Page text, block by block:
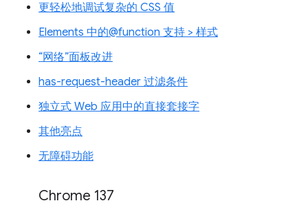
更轻松地调试复杂的 CSS 值
Elements 中的@function 支持 > 样式
“网络”面板改进
has-request-header 过滤条件
独立式 Web 应用中的直接套接字
其他亮点
无障碍功能
Chrome 137